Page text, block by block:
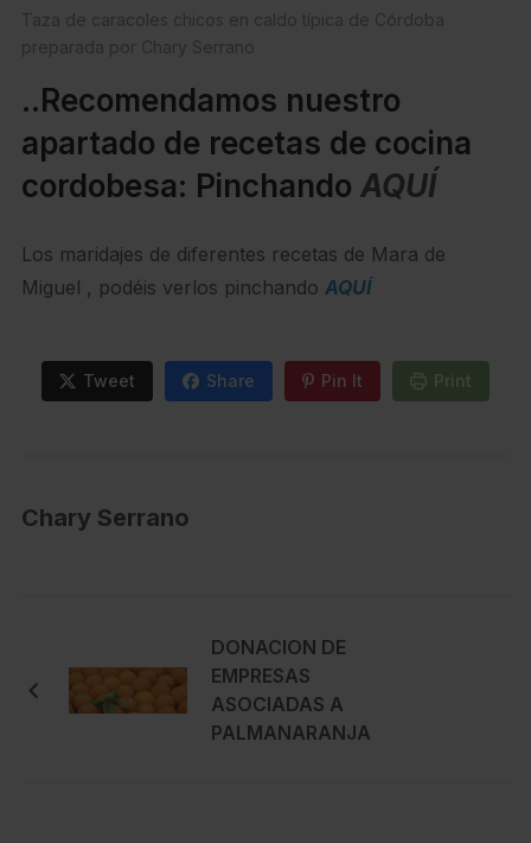
Taza de caracoles chicos en caldo típica de Córdoba
preparada por Chary Serrano
..Recomendamos nuestro
apartado de recetas de cocina
cordobesa: Pinchando AQUÍ
Los maridajes de diferentes recetas de Mara de
Miguel , podéis verlos pinchando AQUÍ
Tweet Share Pin It Print
Chary Serrano
DONACION DE
EMPRESAS
ASOCIADAS A
PALMANARANJA